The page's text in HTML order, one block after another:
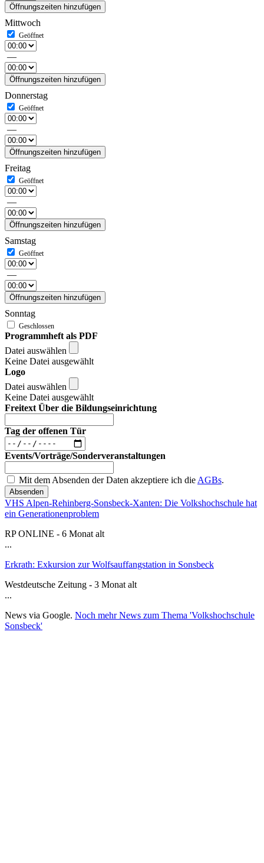
Öffnungszeiten hinzufügen
Mittwoch
—
Öffnungszeiten hinzufügen
Donnerstag
—
Öffnungszeiten hinzufügen
Freitag
—
Öffnungszeiten hinzufügen
Samstag
—
Öffnungszeiten hinzufügen
Sonntag
Programmheft als PDF
Datei auswählen
Keine Datei ausgewählt
Logo
Datei auswählen
Keine Datei ausgewählt
Freitext Über die Bildungseinrichtung
Tag der offenen Tür
Events/Vorträge/Sonderveranstaltungen
Mit dem Absenden der Daten akzeptiere ich die AGBs.
Absenden
VHS Alpen-Rehinberg-Sonsbeck-Xanten: Die Volkshochschule hat
ein Generationenproblem
RP ONLINE - 6 Monat alt
...
Erkrath: Exkursion zur Wolfsauffangstation in Sonsbeck
Westdeutsche Zeitung - 3 Monat alt
...
News via Google. Noch mehr News zum Thema 'Volkshochschule
Sonsbeck'